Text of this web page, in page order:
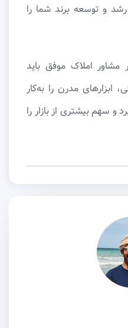
و توسعه برند شما را
مشاور املاک موفق باید
ابزارهای مدرن را به‌کار
و سهم بیشتری از بازار را